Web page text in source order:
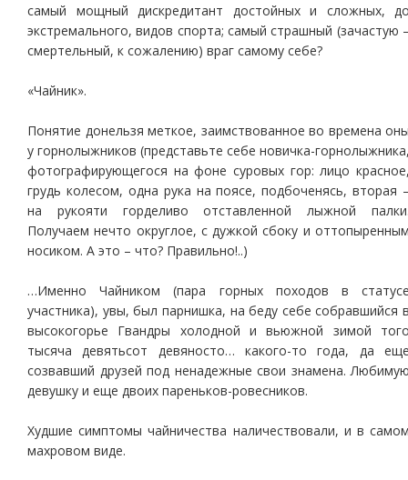
самый мощный дискредитант достойных и сложных,
экстремального, видов спорта; самый страшный (зачастую
смертельный, к сожалению) враг самому себе?
«Чайник».
Понятие донельзя меткое, заимствованное во времена
у горнолыжников (представьте себе новичка-
фотографирующегося на фоне суровых гор: лицо
грудь колесом, одна рука на поясе, подбоченясь, вторая
на рукояти горделиво отставленной лыжной
Получаем нечто округлое, с дужкой сбоку и
носиком. А это – что? Правильно!..)
…Именно Чайником (пара горных походов в
участника), увы, был парнишка, на беду себе собравшийся
высокогорье Гвандры холодной и вьюжной зимой
тысяча девятьсот девяносто… какого-то года, да
созвавший друзей под ненадежные свои знамена.
девушку и еще двоих пареньков-ровесников.
Худшие симптомы чайничества наличествовали, и в
махровом виде.